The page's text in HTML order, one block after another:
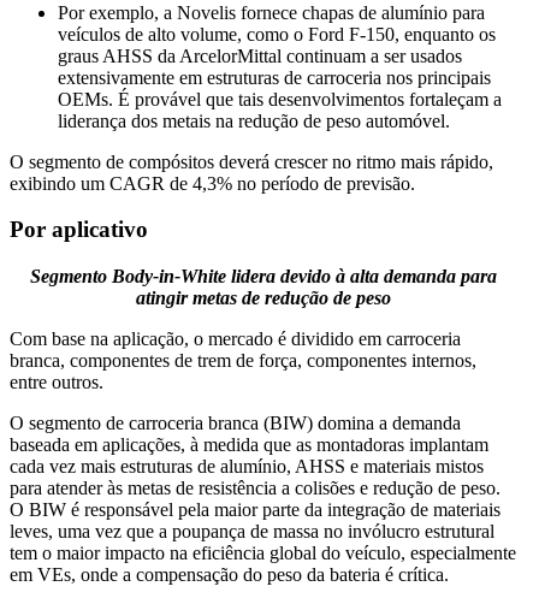
Por exemplo, a Novelis fornece chapas de alumínio para
veículos de alto volume, como o Ford F-150, enquanto os
graus AHSS da ArcelorMittal continuam a ser usados ​​
extensivamente em estruturas de carroceria nos principais
OEMs. É provável que tais desenvolvimentos fortaleçam a
liderança dos metais na redução de peso automóvel.
O segmento de compósitos deverá crescer no ritmo mais rápido,
exibindo um CAGR de 4,3% no período de previsão.
Por aplicativo
Segmento Body-in-White lidera devido à alta demanda para
atingir metas de redução de peso
Com base na aplicação, o mercado é dividido em carroceria
branca, componentes de trem de força, componentes internos,
entre outros.
O segmento de carroceria branca (BIW) domina a demanda
baseada em aplicações, à medida que as montadoras implantam
cada vez mais estruturas de alumínio, AHSS e materiais mistos
para atender às metas de resistência a colisões e redução de peso.
O BIW é responsável pela maior parte da integração de materiais
leves, uma vez que a poupança de massa no invólucro estrutural
tem o maior impacto na eficiência global do veículo, especialmente
em VEs, onde a compensação do peso da bateria é crítica.